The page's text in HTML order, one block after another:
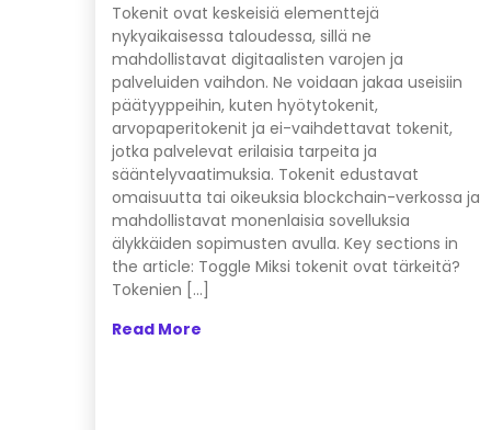
Tokenit ovat keskeisiä elementtejä
nykyaikaisessa taloudessa, sillä ne
mahdollistavat digitaalisten varojen ja
palveluiden vaihdon. Ne voidaan jakaa useisiin
päätyyppeihin, kuten hyötytokenit,
arvopaperitokenit ja ei-vaihdettavat tokenit,
jotka palvelevat erilaisia tarpeita ja
sääntelyvaatimuksia. Tokenit edustavat
omaisuutta tai oikeuksia blockchain-verkossa ja
mahdollistavat monenlaisia sovelluksia
älykkäiden sopimusten avulla. Key sections in
the article: Toggle Miksi tokenit ovat tärkeitä?
Tokenien […]
Read More